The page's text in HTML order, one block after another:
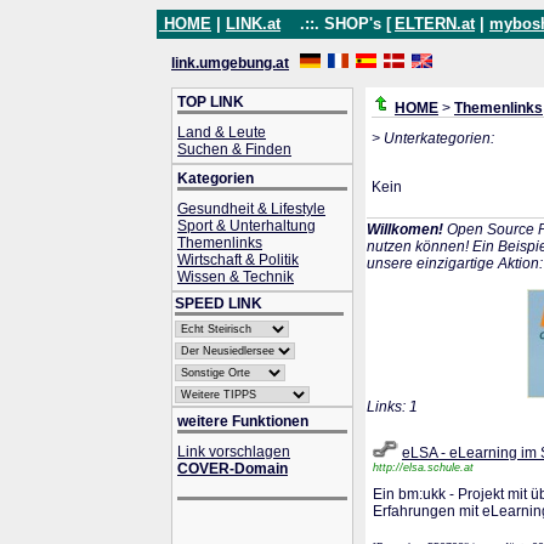
HOME LINK.at .::. SHOP's [ ELTERN.at
link.umgebung.at
TOP LINK
Land & Leute
Suchen & Finden
Kategorien
Gesundheit & Lifestyle
Sport & Unterhaltung
Themenlinks
Wirtschaft & Politik
Wissen & Technik
SPEED LINK
weitere Funktionen
Link vorschlagen
COVER-Domain
HOME > Themenlinks
> Unterkategorien:
Kein
Willkomen! Open Source
nutzen können! Ein
unsere einzigartige Aktion:
Links: 1
eLSA - eLearning im
http://elsa.schule.at
Ein bm:ukk - Projekt mit
Erfahrungen mit